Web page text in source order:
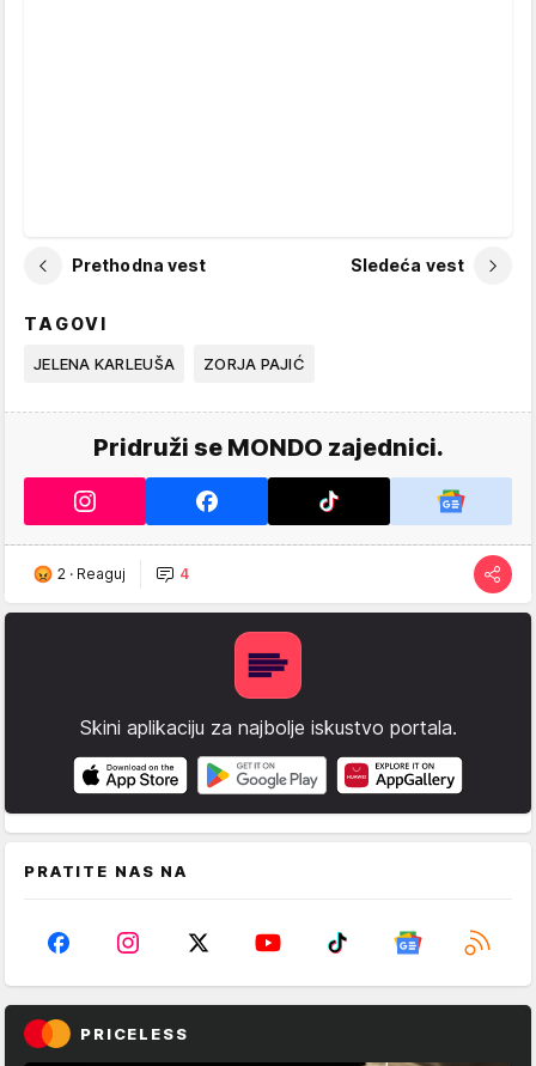
Prethodna vest Sledeća vest
TAGOVI
JELENA KARLEUŠA ZORJA PAJIĆ
Pridruži se MONDO zajednici.
2 · Reaguj 4
Skini aplikaciju za najbolje iskustvo portala.
PRATITE NAS NA
PRICELESS